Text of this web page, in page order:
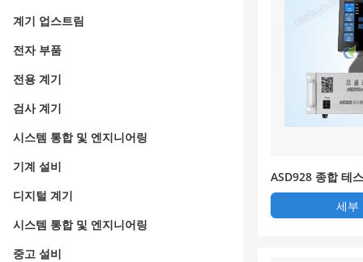
계기 업스트림
전자 부품
전용 계기
검사 계기
시스템 통합 및 엔지니어링
기계 설비
디지털 계기
시스템 통합 및 엔지니어링
중고 설비
ASD928 종합 테
세부